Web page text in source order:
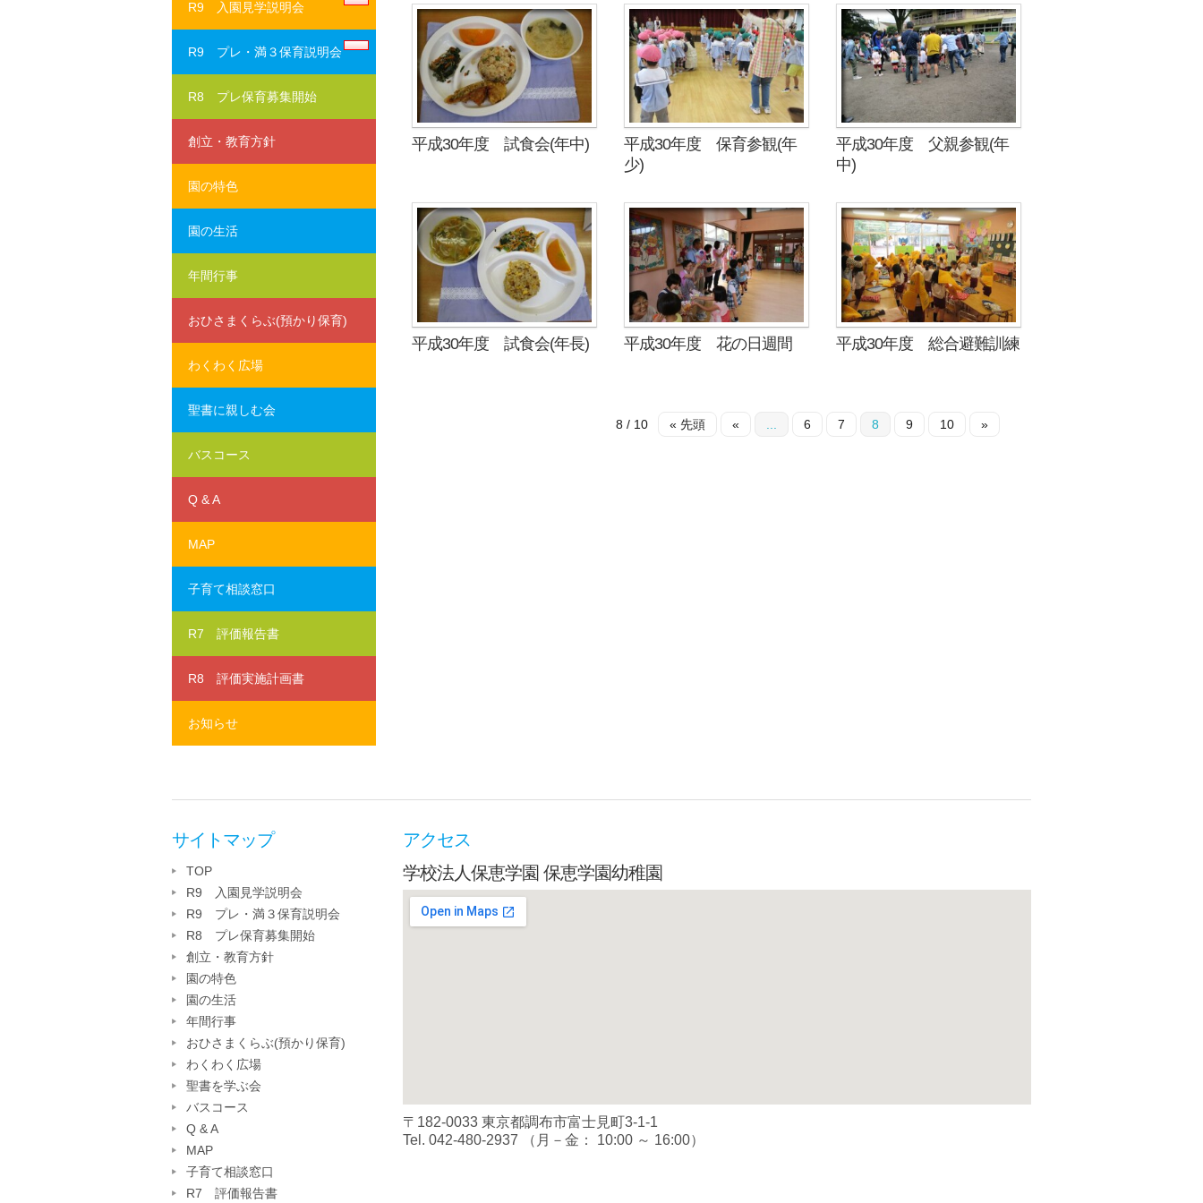
平成30年度 試食会(年中)
平成30年度 保育参観(年
少)
平成30年度 父親参観(年
中)
平成30年度 試食会(年長) 平成30年度 花の日週間 平成30年度 総合避難訓練
8 / 10 « 先頭 « 6 7 8 9 10 »
R9 入園見学説明会
R9 プレ・満３保育説明会
R8 プレ保育募集開始
創立・教育方針
園の特色
園の生活
年間行事
おひさまくらぶ(預かり保育)
わくわく広場
聖書に親しむ会
バスコース
Q & A
MAP
子育て相談窓口
R7 評価報告書
R8 評価実施計画書
お知らせ
サイトマップ
TOP
R9 入園見学説明会
R9 プレ・満３保育説明会
R8 プレ保育募集開始
創立・教育方針
園の特色
園の生活
年間行事
おひさまくらぶ(預かり保育)
わくわく広場
聖書を学ぶ会
バスコース
Q & A
MAP
子育て相談窓口
R7 評価報告書
アクセス
学校法人保恵学園 保恵学園幼稚園
〒182-0033 東京都調布市富士見町3-1-1
Tel. 042-480-2937 （月－金： 10:00 ～ 16:00）